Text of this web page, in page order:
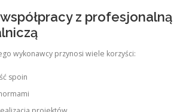
z profesjonalną
wykonawcy przynosi wiele korzyści:
spoin